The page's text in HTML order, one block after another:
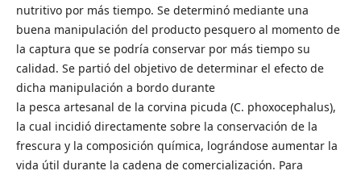
nutritivo por más tiempo. Se determinó mediante una
buena manipulación del producto pesquero al momento de
la captura que se podría conservar por más tiempo su
calidad. Se partió del objetivo de determinar el efecto de
dicha manipulación a bordo durante
la pesca artesanal de la corvina picuda (C. phoxocephalus),
la cual incidió directamente sobre la conservación de la
frescura y la composición química, lográndose aumentar la
vida útil durante la cadena de comercialización. Para